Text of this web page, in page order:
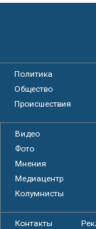
Политика
Общество
Происшествия
Видео
Фото
Мнения
Медиацентр
Колумнисты
Контакты